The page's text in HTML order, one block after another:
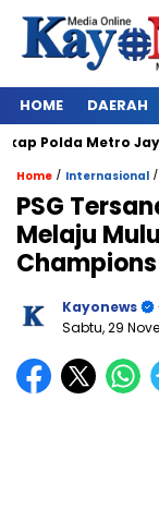
HOME DAERAH
Metro Jaya,
Home / Internasional /
PSG
Melaju
Champions
Kayonews
Sabtu, 29